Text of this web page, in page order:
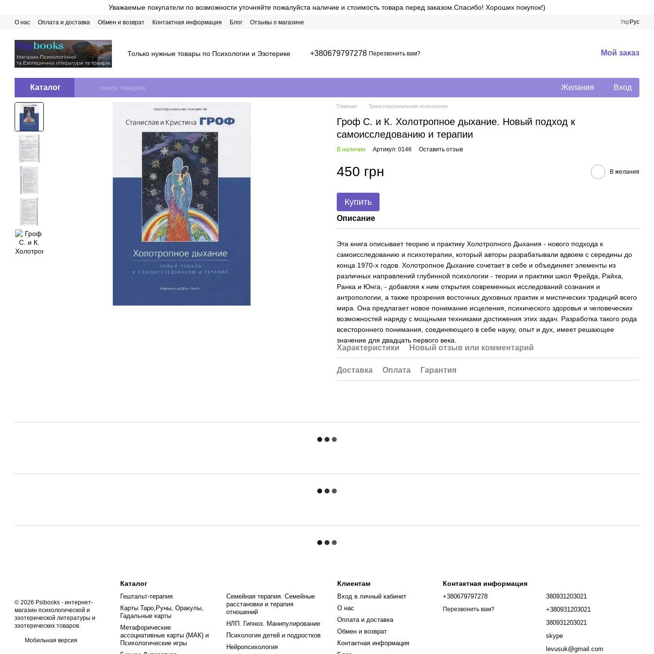
Уважаемые покупатели по возможности уточняйте пожалуйста наличие и стоимость товара перед заказом.Спасибо! Хороших покупок!)
О нас Оплата и доставка Обмен и возврат Контактная информация Блог Отзывы о магазине Укр Рус
Только нужные товары по Психологии и Эзотерике +380679797278 Перезвонить вам? Мой заказ
Каталог Желания Вход
Главная Трансперсональная психология
Гроф С. и К. Холотропное дыхание. Новый подход к
самоисследованию и терапии
В наличии Артикул: 0146 Оставить отзыв
450 грн В желания
Купить
Описание
Эта книга описывает теорию и практику Холотропного Дыхания - нового подхода к
самоисследованию и психотерапии, который авторы разрабатывали вдвоем с середины до
конца 1970-х годов. Холотропное Дыхание сочетает в себе и объединяет элементы из
различных направлений глубинной психологии - теории и практики школ Фрейда, Райха,
Ранка и Юнга, - добавляя к ним открытия современных исследований сознания и
антропологии, а также прозрения восточных духовных практик и мистических традиций всего
мира. Она предлагает новое понимание исцеления, психического здоровья и человеческих
возможностей наряду с мощными техниками достижения этих задач. Разработка такого рода
всестороннего понимания, соединяющего в себе науку, опыт и дух, имеет решающее
значение для двадцать первого века.
Характеристики Новый отзыв или комментарий
Доставка Оплата Гарантия
© 2026 Psibooks - интернет-
магазин психологической и
эзотерической литературы и
эзотерических товаров.
Мобильная версия
Каталог
Гештальт-терапия
Карты Таро,Руны, Оракулы,
Гадальные карты
Метафорические
ассоциативные карты (МАК) и
Психологические игры
Семейная терапия. Семейные
расстановки и терапия
отношений
НЛП. Гипноз. Манипулирование
Психология детей и подростков
Нейропсихология
Клиентам
Вход в личный кабинет
О нас
Оплата и доставка
Обмен и возврат
Контактная информация
Контактная информация
+380679797278
Перезвонить вам?
380931203021
+380931203021
380931203021
skype
levusuk@gmail.com